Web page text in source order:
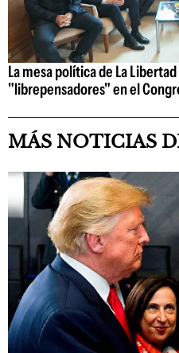
La mesa política de La
"librepensadores" en el
MÁS NOTICIAS